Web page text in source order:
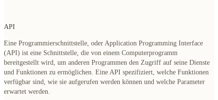
API
Eine Programmierschnittstelle, oder Application Programming Interface
(API) ist eine Schnittstelle, die von einem Computerprogramm
bereitgestellt wird, um anderen Programmen den Zugriff auf seine Dienste
und Funktionen zu ermöglichen. Eine API spezifiziert, welche Funktionen
verfügbar sind, wie sie aufgerufen werden können und welche Parameter
erwartet werden.